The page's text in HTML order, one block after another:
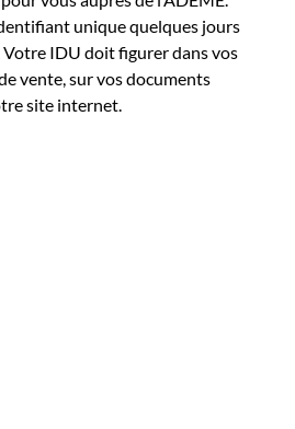
unique quelques jours
Votre IDU doit figurer dans vos
vente, sur vos documents
site internet.